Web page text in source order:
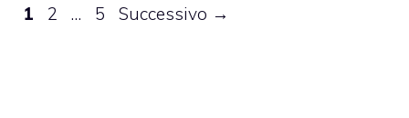
Pagina
1 Pagina
2 … Pagina
5 Successivo →